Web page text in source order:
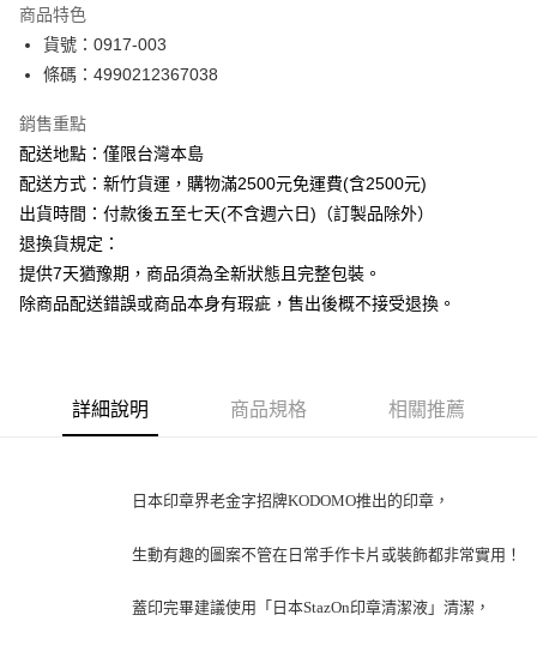
悠遊付
ATM付款
運送方式
下單前請先詢問庫存
每筆NT$130，滿NT$2,500(含以上)免運費
商品特色
貨號：0917-003
條碼：4990212367038
銷售重點
配送地點：僅限台灣本島
配送方式：新竹貨運，購物滿2500元免運費(含2500元)
出貨時間：付款後五至七天(不含週六日)（訂製品除外）
退換貨規定：
提供7天猶豫期，商品須為全新狀態且完整包裝。
除商品配送錯誤或商品本身有瑕疵，售出後概不接受退換。
詳細說明 商品規格 相關推薦
日本印章界老金字招牌KODOMO推出的印章，
生動有趣的圖案不管在日常手作卡片或裝飾都非常實用！
蓋印完畢建議使用「日本StazOn印章清潔液」清潔，